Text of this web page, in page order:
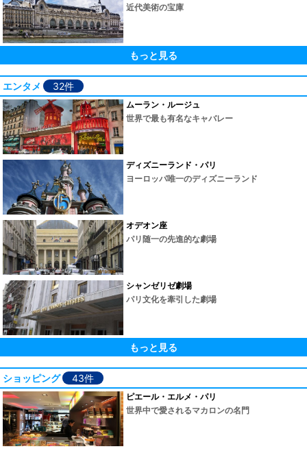
近代美術の宝庫
もっと見る
エンタメ 32件
ムーラン・ルージュ
世界で最も有名なキャバレー
ディズニーランド・パリ
ヨーロッパ唯一のディズニーランド
オデオン座
パリ随一の先進的な劇場
シャンゼリゼ劇場
パリ文化を牽引した劇場
もっと見る
ショッピング 43件
ピエール・エルメ・パリ
世界中で愛されるマカロンの名門